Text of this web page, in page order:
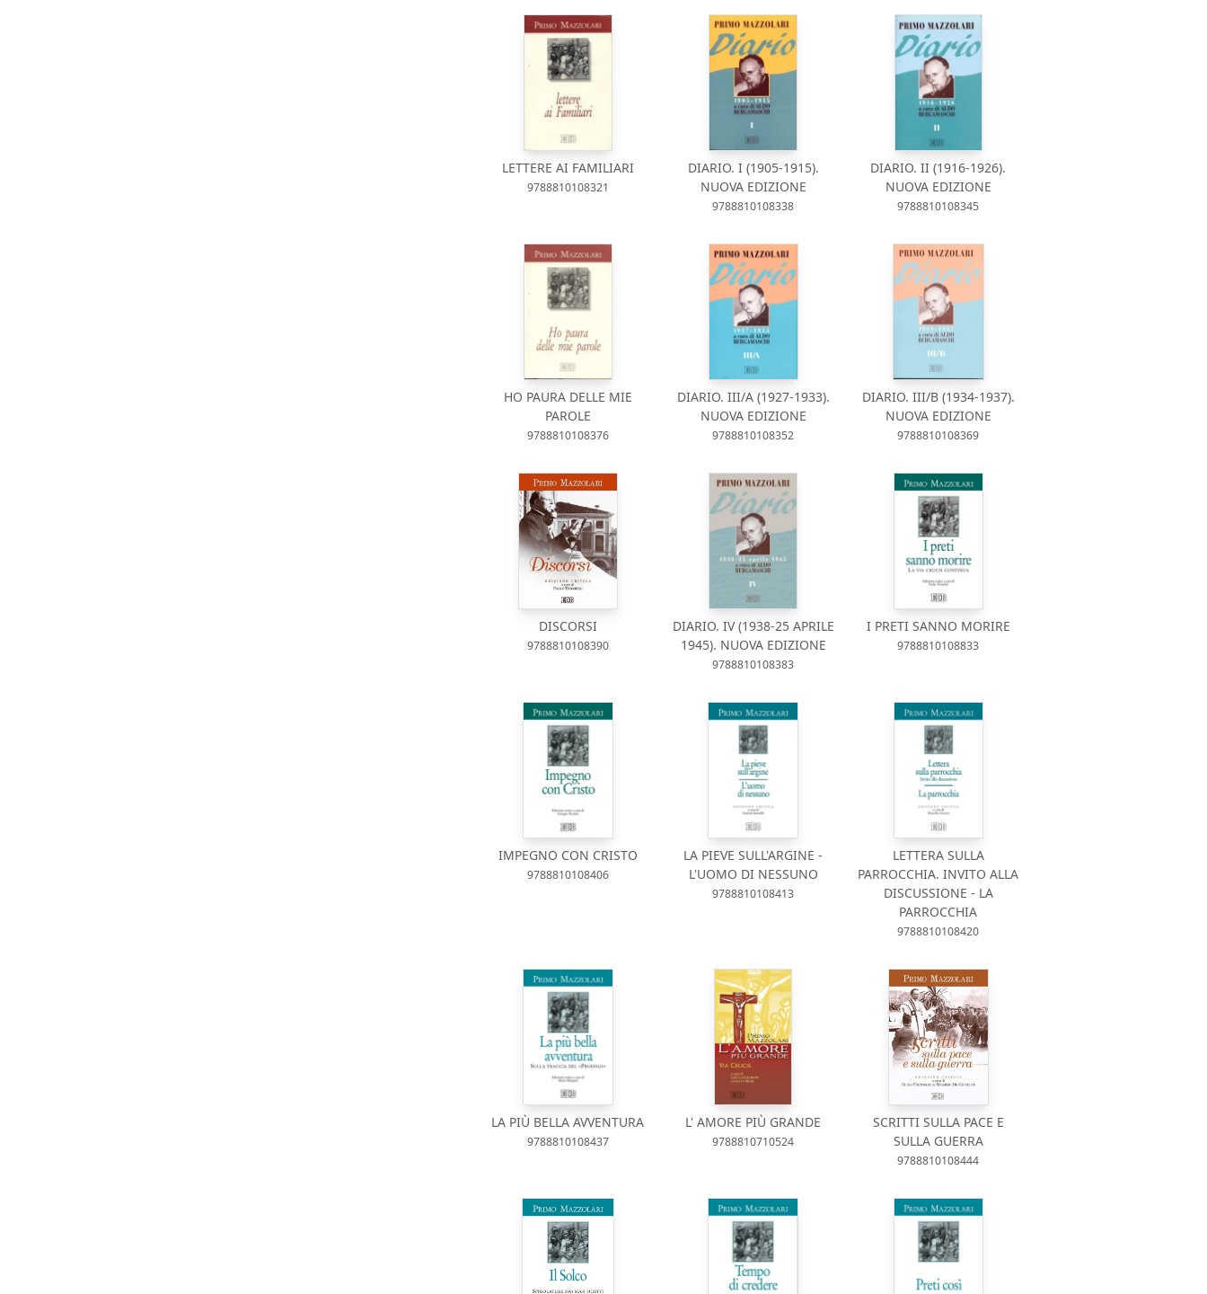
LETTERE AI FAMILIARI
9788810108321
DIARIO. I (1905-1915).
NUOVA EDIZIONE
9788810108338
DIARIO. II (1916-1926).
NUOVA EDIZIONE
9788810108345
HO PAURA DELLE MIE
PAROLE
9788810108376
DIARIO. III/A (1927-1933).
NUOVA EDIZIONE
9788810108352
DIARIO. III/B (1934-1937).
NUOVA EDIZIONE
9788810108369
DISCORSI
9788810108390
DIARIO. IV (1938-25 APRILE
1945). NUOVA EDIZIONE
9788810108383
I PRETI SANNO MORIRE
9788810108833
IMPEGNO CON CRISTO
9788810108406
LA PIEVE SULL'ARGINE -
L'UOMO DI NESSUNO
9788810108413
LETTERA SULLA
PARROCCHIA. INVITO ALLA
DISCUSSIONE - LA
PARROCCHIA
9788810108420
LA PIÙ BELLA AVVENTURA
9788810108437
L' AMORE PIÙ GRANDE
9788810710524
SCRITTI SULLA PACE E
SULLA GUERRA
9788810108444